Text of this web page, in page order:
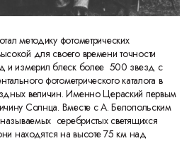
методику фотометрических
для своего времени точности
и измерил блеск более 500 звезд с
фотометрического каталога в
величин. Именно Цераский первым
Солнца. Вместе с А. Белопольским
серебристых светящихся
находятся на высоте 75 км над